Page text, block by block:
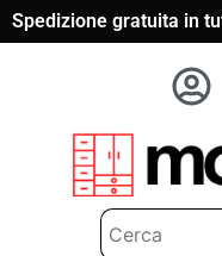
Spedizione gratuita in